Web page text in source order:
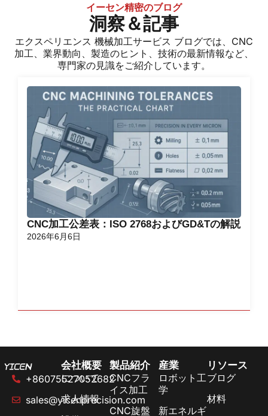
イーセン精密のブログ
洞察＆記事
エクスペリエンス 機械加工サービス ブログでは、CNC
加工、業界動向、製造のヒント、技術の最新情報など、
専門家の見識をご紹介しています。
CNC加工公差表：ISO 2768およびGD&Tの解説
2026年6月6日
+86075527052682
sales@yicenprecision.com
会社概要
について
求人情報
製品紹介
CNCフラ
イス加工
CNC旋盤
産業
ロボット工
学
新エネルギ
リソース
ブログ
材料